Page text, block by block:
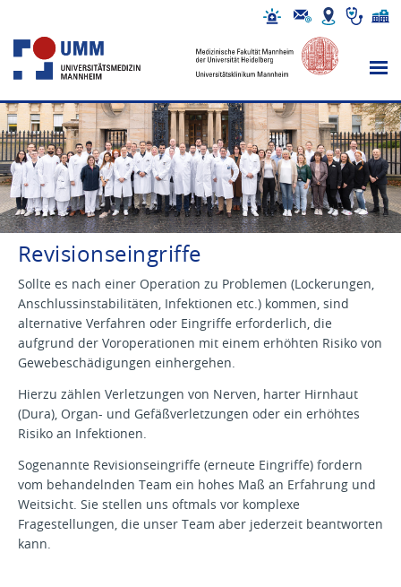
Revisionseingriffe
Sollte es nach einer Operation zu Problemen (Lockerungen,
Anschlussinstabilitäten, Infektionen etc.) kommen, sind
alternative Verfahren oder Eingriffe erforderlich, die
aufgrund der Voroperationen mit einem erhöhten Risiko von
Gewebeschädigungen einhergehen.
Hierzu zählen Verletzungen von Nerven, harter Hirnhaut
(Dura), Organ- und Gefäßverletzungen oder ein erhöhtes
Risiko an Infektionen.
Sogenannte Revisionseingriffe (erneute Eingriffe) fordern
vom behandelnden Team ein hohes Maß an Erfahrung und
Weitsicht. Sie stellen uns oftmals vor komplexe
Fragestellungen, die unser Team aber jederzeit beantworten
kann.